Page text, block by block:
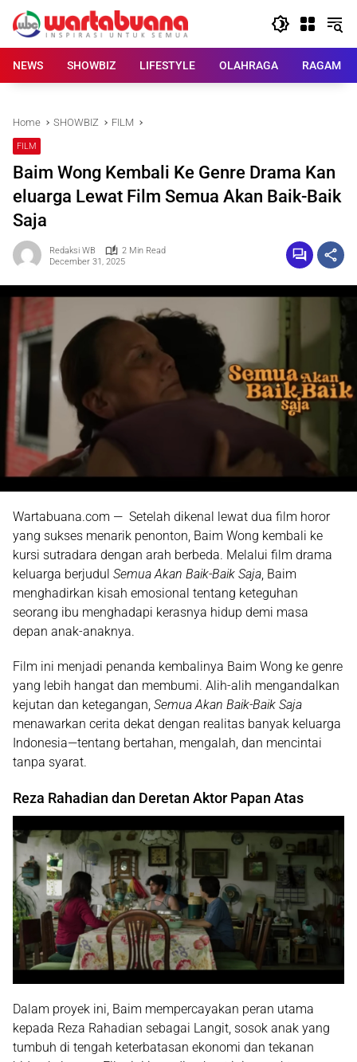
content
NEWS
SHOWBIZ LIFESTYLE OLAHRAGA RAGAM
Home SHOWBIZ FILM
FILM
Baim Wong Kembali Ke Genre Drama Kan
eluarga Lewat Film Semua Akan Baik-Baik
Saja
Redaksi WB
2 Min Read
December 31, 2025
Wartabuana.com — Setelah dikenal lewat dua film horor
yang sukses menarik penonton, Baim Wong kembali ke
kursi sutradara dengan arah berbeda. Melalui film drama
keluarga berjudul Semua Akan Baik-Baik Saja, Baim
menghadirkan kisah emosional tentang keteguhan
seorang ibu menghadapi kerasnya hidup demi masa
depan anak-anaknya.
Film ini menjadi penanda kembalinya Baim Wong ke genre
yang lebih hangat dan membumi. Alih-alih mengandalkan
kejutan dan ketegangan, Semua Akan Baik-Baik Saja
menawarkan cerita dekat dengan realitas banyak keluarga
Indonesia—tentang bertahan, mengalah, dan mencintai
tanpa syarat.
Reza Rahadian dan Deretan Aktor Papan Atas
Dalam proyek ini, Baim mempercayakan peran utama
kepada Reza Rahadian sebagai Langit, sosok anak yang
tumbuh di tengah keterbatasan ekonomi dan tekanan